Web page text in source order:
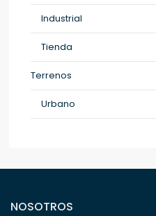
Industrial
Tienda
Terrenos
Urbano
NOSOTROS